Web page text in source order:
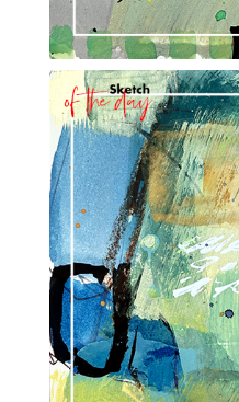
SüessART – Alle
Impressum|